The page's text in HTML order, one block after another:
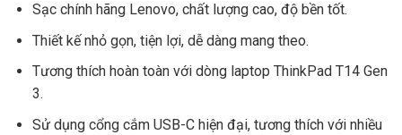
Sạc chính hãng Lenovo, chất lượng cao, độ bền tốt.
Thiết kế nhỏ gọn, tiện lợi, dễ dàng mang theo.
Tương thích hoàn toàn với dòng laptop ThinkPad T14 Gen
3.
Sử dụng cổng cắm USB-C hiện đại, tương thích với nhiều